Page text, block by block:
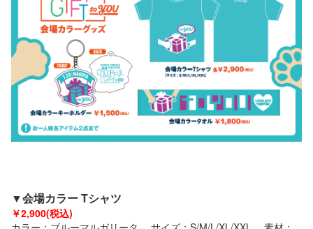
▼会場カラーTシャツ
￥2,900(税込)